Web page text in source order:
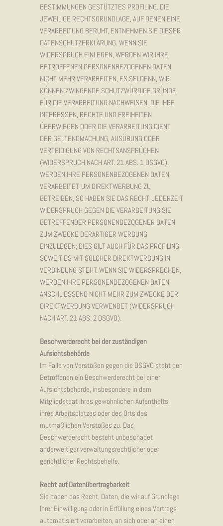
BESTIMMUNGEN GESTÜTZTES PROFILING. DIE
JEWEILIGE RECHTSGRUNDLAGE, AUF DENEN EINE
VERARBEITUNG BERUHT, ENTNEHMEN SIE DIESER
DATENSCHUTZERKLÄRUNG. WENN SIE
WIDERSPRUCH EINLEGEN, WERDEN WIR IHRE
BETROFFENEN PERSONENBEZOGENEN DATEN
NICHT MEHR VERARBEITEN, ES SEI DENN, WIR
KÖNNEN ZWINGENDE SCHUTZWÜRDIGE GRÜNDE
FÜR DIE VERARBEITUNG NACHWEISEN, DIE IHRE
INTERESSEN, RECHTE UND FREIHEITEN
ÜBERWIEGEN ODER DIE VERARBEITUNG DIENT
DER GELTENDMACHUNG, AUSÜBUNG ODER
VERTEIDIGUNG VON RECHTSANSPRÜCHEN
(WIDERSPRUCH NACH ART. 21 ABS. 1 DSGVO).
WERDEN IHRE PERSONENBEZOGENEN DATEN
VERARBEITET, UM DIREKTWERBUNG ZU
BETREIBEN, SO HABEN SIE DAS RECHT, JEDERZEIT
WIDERSPRUCH GEGEN DIE VERARBEITUNG SIE
BETREFFENDER PERSONENBEZOGENER DATEN
ZUM ZWECKE DERARTIGER WERBUNG
EINZULEGEN; DIES GILT AUCH FÜR DAS PROFILING,
SOWEIT ES MIT SOLCHER DIREKTWERBUNG IN
VERBINDUNG STEHT. WENN SIE WIDERSPRECHEN,
WERDEN IHRE PERSONENBEZOGENEN DATEN
ANSCHLIESSEND NICHT MEHR ZUM ZWECKE DER
DIREKTWERBUNG VERWENDET (WIDERSPRUCH
NACH ART. 21 ABS. 2 DSGVO).
Beschwerderecht bei der zuständigen
Aufsichtsbehörde
Im Falle von Verstößen gegen die DSGVO steht den
Betroffenen ein Beschwerderecht bei einer
Aufsichtsbehörde, insbesondere in dem
Mitgliedstaat ihres gewöhnlichen Aufenthalts,
ihres Arbeitsplatzes oder des Orts des
mutmaßlichen Verstoßes zu. Das
Beschwerderecht besteht unbeschadet
anderweitiger verwaltungsrechtlicher oder
gerichtlicher Rechtsbehelfe.
Recht auf Datenübertragbarkeit
Sie haben das Recht, Daten, die wir auf Grundlage
Ihrer Einwilligung oder in Erfüllung eines Vertrags
automatisiert verarbeiten, an sich oder an einen